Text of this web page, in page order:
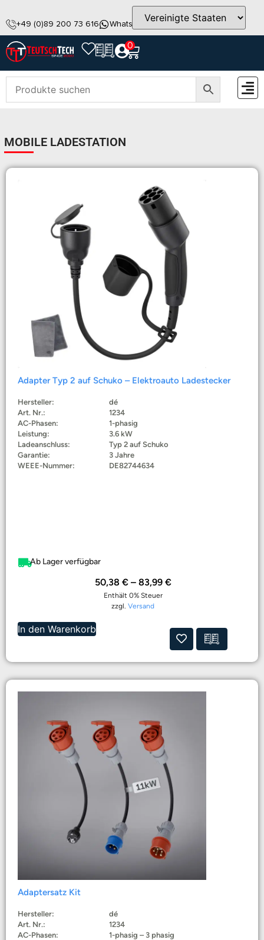
+49 (0)89 200 73 616 WhatsApp info@teutschtech.com
0
MOBILE LADESTATION
Adapter Typ 2 auf Schuko – Elektroauto Ladestecker
Hersteller:
dé
Art. Nr.:
1234
AC-Phasen:
1-phasig
Leistung:
3.6 kW
Ladeanschluss:
Typ 2 auf Schuko
Garantie:
3 Jahre
WEEE-Nummer:
DE82744634
Ab Lager verfügbar
50,38 € – 83,99 €
Enthält 0% Steuer
zzgl. Versand
In den Warenkorb
Adaptersatz Kit
Hersteller:
dé
Art. Nr.:
1234
AC-Phasen:
1-phasig – 3 phasig